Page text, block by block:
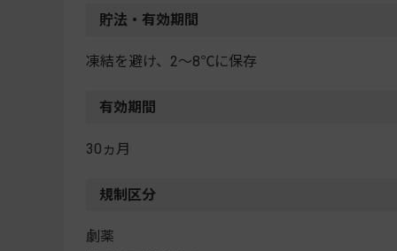
貯法・有効期間
凍結を避け、2～8℃に保存
有効期間
30ヵ月
規制区分
劇薬